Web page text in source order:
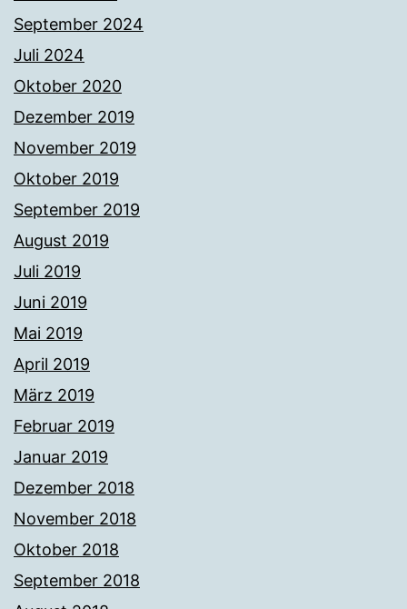
September 2024
Juli 2024
Oktober 2020
Dezember 2019
November 2019
Oktober 2019
September 2019
August 2019
Juli 2019
Juni 2019
Mai 2019
April 2019
März 2019
Februar 2019
Januar 2019
Dezember 2018
November 2018
Oktober 2018
September 2018